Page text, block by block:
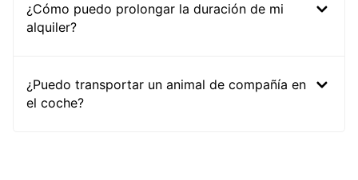
¿Cómo puedo prolongar la duración de mi
alquiler?
¿Puedo transportar un animal de compañía en
el coche?